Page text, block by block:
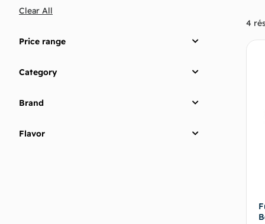
Clear All
Price range
Category
Brand
Flavor
4